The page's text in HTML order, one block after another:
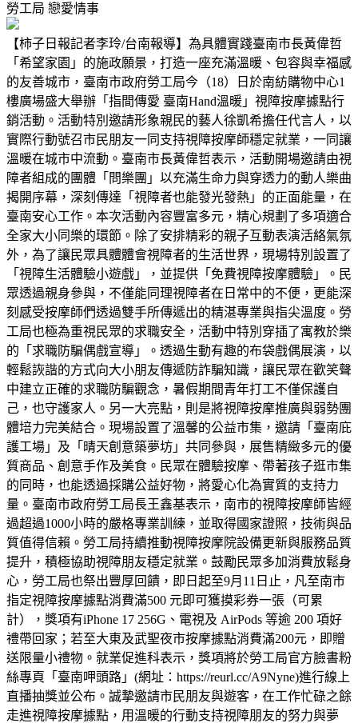
勞工局 戀愛情事
【柿子日報記者李玲/台南報導】為具體實踐臺南市長黃偉哲
「希望家園」的施政願景，打造一座充滿溫暖、包容與幸福感
的友善城市，臺南市政府勞工局今（18）日於南紡購物中心1
樓廣場盛大舉辦「指間傳愛 臺南Hand溫暖」視障按摩據點行
銷活動。活動特別邀請形象親民的藝人徐凱希擔任代言人，以
實際行動號召市民朋友一同支持視障按摩師穩定就業，一同讓
溫暖在城市中流動。臺南市長黃偉哲表示，活動開場邀請由視
障者組成的團體「問樂團」以充滿生命力與穿透力的動人樂曲
揭開序幕，深刻傳達「視障者也能發光發熱」的正面能量，在
臺南安心工作。本次活動內容豐富多元，精心規劃了多項適合
全家大小同樂的環節。除了安排精彩的親子互動表演活絡氣氛
外，為了讓民眾具體體會視障者的生活世界，現場特別設置了
「視障生活體驗小遊戲」，並提供「免費視障按摩體驗」。民
眾透過親身參與，不僅能同理視障者在日常中的不便，更能深
刻感受按摩師們透過雙手所傳遞出的精湛專業與指尖溫度。勞
工局也極為重視民眾的求職安全，活動中特別穿插了寓教於樂
的「求職防騙偶戲宣導」。透過生動有趣的布袋戲偶展演，以
輕鬆詼諧的方式向大小朋友傳遞防詐騙知識，讓民眾在歡笑聲
中建立正確的求職防騙觀念，暑假期間青年打工不僅保護自
己，也守護家人。另一大亮點，則是將視障按摩推廣與弱勢團
體培力完美結合。現場設置了溫馨的公益市集，邀請「臺南庇
護工場」及「晴天創意築夢坊」共同參與，展售精緻多元的優
質商品、創意手作及美食。民眾在體驗按摩、帶著孩子逛市集
的同時，也能透過採購公益好物，將愛心化為實質的支持力
量。臺南市政府勞工局長王鑫基表示，南市的視障按摩師皆經
過超過1000小時的嚴格專業訓練，並取得國家證照，技術與品
質值得信賴。勞工局持續推動視障按摩院設備更新與服務品質
提升，積極協助視障朋友穩定就業。鼓勵民眾多加消費放鬆身
心，勞工局也祭出豐厚回饋，即日起至9月11日止，凡至南市
指定視障按摩據點消費滿500 元即可獲摸彩券一張（可累
計），獎項有iPhone 17 256G、電視及 AirPods 等逾 200 項好
禮帶回家；若至大東及武聖夜市按摩據點消費滿200元，即贈
送限量小禮物。就業促進科表示，獎項將於勞工局官方臉書粉
絲專頁「臺南呷頭路」(網址：https://reurl.cc/A9Nyne)進行線上
直播抽獎並公布。誠摯邀請市民朋友與遊客，在工作忙碌之餘
走進視障按摩據點，用溫暖的行動支持視障朋友的努力與夢